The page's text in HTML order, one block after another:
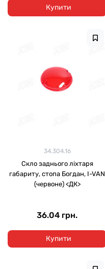
Купити
34.304.16
Скло заднього ліхтаря
габариту, стопа Богдан, I-VAN
(червоне) <ДК>
36.04 грн.
Купити